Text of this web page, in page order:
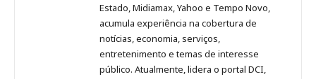
Estado, Midiamax, Yahoo e Tempo Novo,
acumula experiência na cobertura de
notícias, economia, serviços,
entretenimento e temas de interesse
público. Atualmente, lidera o portal DCI,